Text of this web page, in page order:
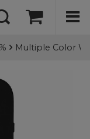
Multiple Color